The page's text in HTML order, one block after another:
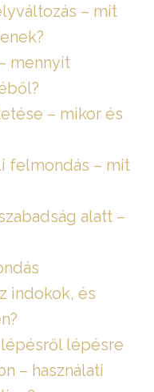
– mit
mennyit
– mikor és
felmondás – mit
alatt –
indokok, és
lépésre
– használati